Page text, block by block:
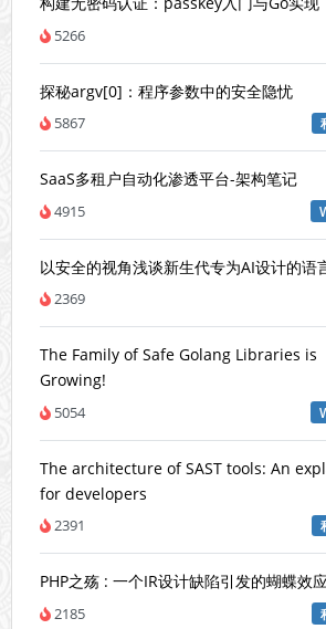
5266
探秘argv[0]：程序参数中的安全隐忧
5867
SaaS多租户自动化渗透平台-架构笔记
4915
以安全的视角浅谈新生代专为AI设计的语
2369
The Family of Safe Golang Libraries is
Growing!
5054
The architecture of SAST tools: An
for developers
2391
PHP之殇 : 一个IR设计缺陷引发的蝴蝶效
2185